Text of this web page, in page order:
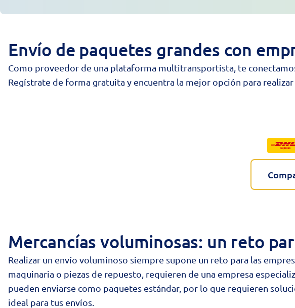
Envío de paquetes grandes con
Como proveedor de una plataforma multitransportista, te
Regístrate de forma gratuita y encuentra la mejor opción para
Mercancías voluminosas: un reto
Realizar un envío voluminoso siempre supone un reto para las
maquinaria o piezas de repuesto, requieren de una empresa
pueden enviarse como paquetes estándar, por lo que requieren
ideal para tus envíos.